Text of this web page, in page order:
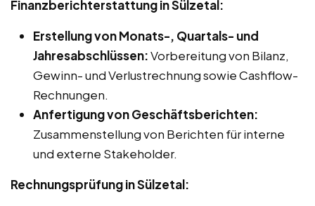
Finanzberichterstattung in Sülzetal:
Erstellung von Monats-, Quartals- und
Jahresabschlüssen:Vorbereitung von Bilanz,
Gewinn- und Verlustrechnung sowie Cashflow-
Rechnungen.
Anfertigung von Geschäftsberichten:
Zusammenstellung von Berichten für interne
und externe Stakeholder.
Rechnungsprüfung in Sülzetal: